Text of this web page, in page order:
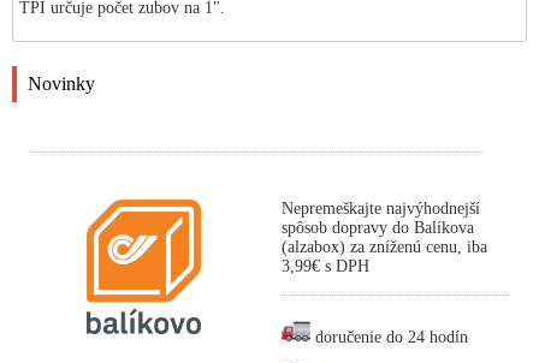
TPI určuje počet zubov na 1".
Novinky
Nepremeškajte najvýhodnejší
spôsob dopravy do Balíkova
(alzabox) za zníženú cenu, iba
3,99€ s DPH
doručenie do 24 hodín